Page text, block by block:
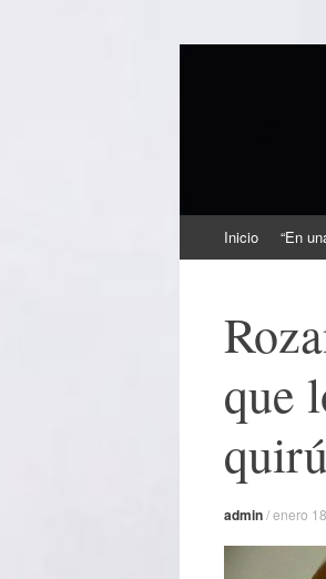
EL
Periodismo
al
Inicio “En
que
admin/enero